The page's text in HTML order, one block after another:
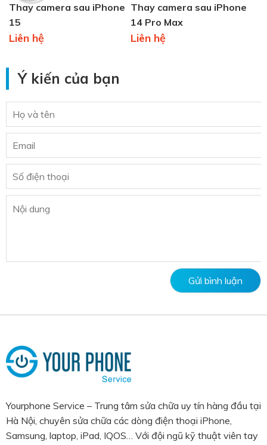
Thay camera sau iPhone
15
Liên hệ
Thay camera sau iPhone
14 Pro Max
Liên hệ
Ý kiến của bạn
Yourphone Service – Trung tâm sửa chữa uy tín hàng đầu tại
Hà Nội, chuyên sửa chữa các dòng điện thoại iPhone,
Samsung, laptop, iPad, IQOS… Với đội ngũ kỹ thuật viên tay